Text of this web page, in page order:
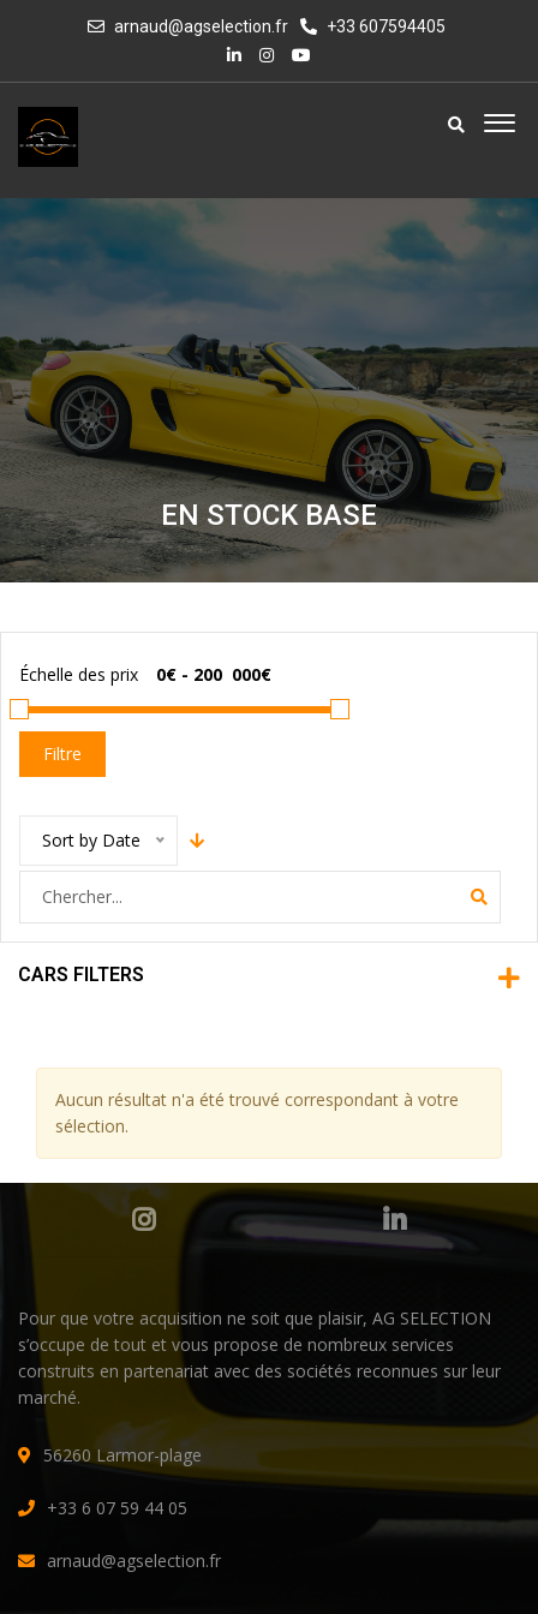
arnaud@agselection.fr +33 607594405
EN STOCK BASE
Échelle des prix
Filtre
Sort by Date
CARS FILTERS
Aucun résultat n'a été trouvé correspondant à votre
sélection.
Pour que votre acquisition ne soit que plaisir, AG SELECTION
s’occupe de tout et vous propose de nombreux services
construits en partenariat avec des sociétés reconnues sur leur
marché.
56260 Larmor-plage
+33 6 07 59 44 05
arnaud@agselection.fr